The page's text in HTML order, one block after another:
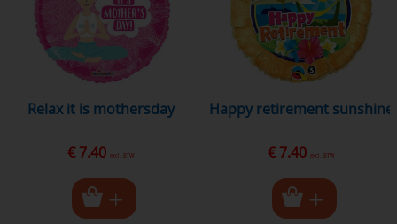
relax it is mothersday
€ 7.40 excl. BTW
happy retirement sunshine
€ 7.40 excl. BTW